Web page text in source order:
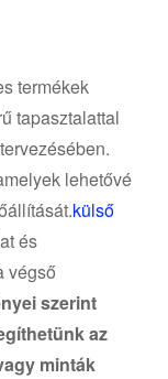
termékek
tapasztalattal
lehetővé
külső
és
végső
szerint
az
minták